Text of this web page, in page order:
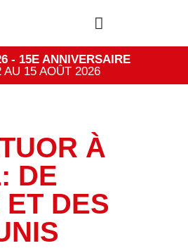
- 15E ANNIVERSAIRE
AU 15 AOÛT 2026
À
DE
DES